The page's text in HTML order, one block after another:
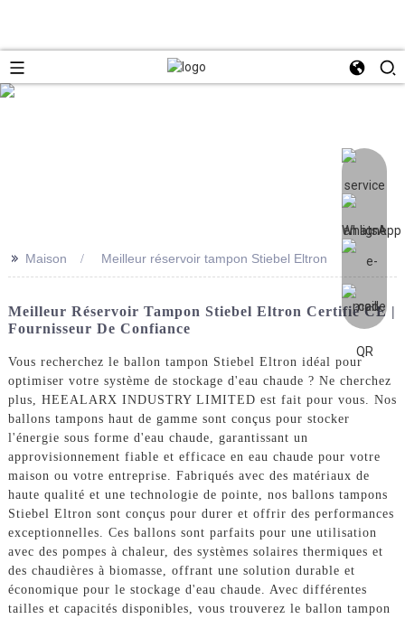
>> Maison Meilleur réservoir tampon Stiebel Eltron
Meilleur Réservoir Tampon Stiebel Eltron Certifié CE |
Fournisseur De Confiance
Vous recherchez le ballon tampon Stiebel Eltron idéal pour
optimiser votre système de stockage d'eau chaude ? Ne cherchez
plus, HEEALARX INDUSTRY LIMITED est fait pour vous. Nos
ballons tampons haut de gamme sont conçus pour stocker
l'énergie sous forme d'eau chaude, garantissant un
approvisionnement fiable et efficace en eau chaude pour votre
maison ou votre entreprise. Fabriqués avec des matériaux de
haute qualité et une technologie de pointe, nos ballons tampons
Stiebel Eltron sont conçus pour durer et offrir des performances
exceptionnelles. Ces ballons sont parfaits pour une utilisation
avec des pompes à chaleur, des systèmes solaires thermiques et
des chaudières à biomasse, offrant une solution durable et
économique pour le stockage d'eau chaude. Avec différentes
tailles et capacités disponibles, vous trouverez le ballon tampon